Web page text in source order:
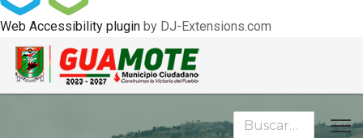
Web Accessibility plugin by DJ-Extensions.com
Buscar